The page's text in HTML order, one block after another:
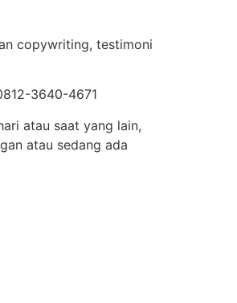
copywriting, testimoni
3640-4671
atau saat yang lain,
atau sedang ada